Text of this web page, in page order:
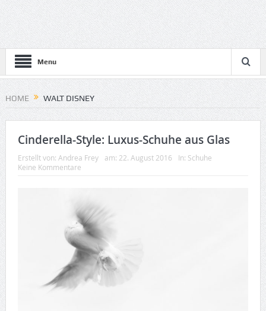
Menu
HOME WALT DISNEY
Cinderella-Style: Luxus-Schuhe aus Glas
Erstellt von: Andrea Frey am: 22. August 2016 In: Schuhe
Keine Kommentare